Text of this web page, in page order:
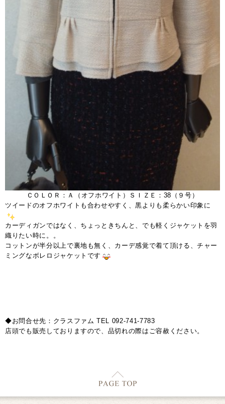
ＣＯＬＯＲ：Ａ（オフホワイト）ＳＩＺＥ：38（９号）
ツイードのオフホワイトも合わせやすく、黒よりも柔らかい印象に
カーディガンではなく、ちょっときちんと、でも軽くジャケットを羽
織りたい時に。。
コットンが半分以上で裏地も無く、カーデ感覚で着て頂ける、チャー
ミングなボレロジャケットです
◆お問合せ先：クラスファム TEL 092-741-7783
店頭でも販売しておりますので、品切れの際はご容赦ください。